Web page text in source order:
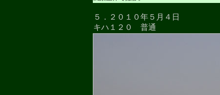
５．２０１０年５月４日
キハ１２０ 普通